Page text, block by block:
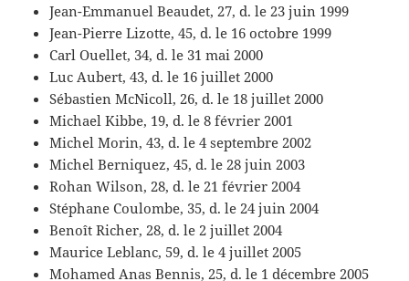
Jean-Emmanuel Beaudet, 27, d. le 23 juin 1999
Jean-Pierre Lizotte, 45, d. le 16 octobre 1999
Carl Ouellet, 34, d. le 31 mai 2000
Luc Aubert, 43, d. le 16 juillet 2000
Sébastien McNicoll, 26, d. le 18 juillet 2000
Michael Kibbe, 19, d. le 8 février 2001
Michel Morin, 43, d. le 4 septembre 2002
Michel Berniquez, 45, d. le 28 juin 2003
Rohan Wilson, 28, d. le 21 février 2004
Stéphane Coulombe, 35, d. le 24 juin 2004
Benoît Richer, 28, d. le 2 juillet 2004
Maurice Leblanc, 59, d. le 4 juillet 2005
Mohamed Anas Bennis, 25, d. le 1 décembre 2005